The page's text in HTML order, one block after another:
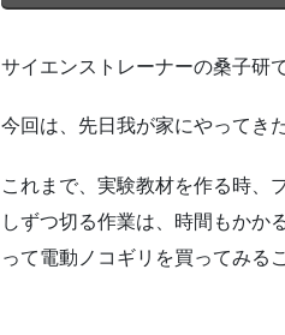
サイエンストレーナーの桑子研
今回は、先日我が家にやってき
これまで、実験教材を作る時、
しずつ切る作業は、時間もかか
って電動ノコギリを買ってみる